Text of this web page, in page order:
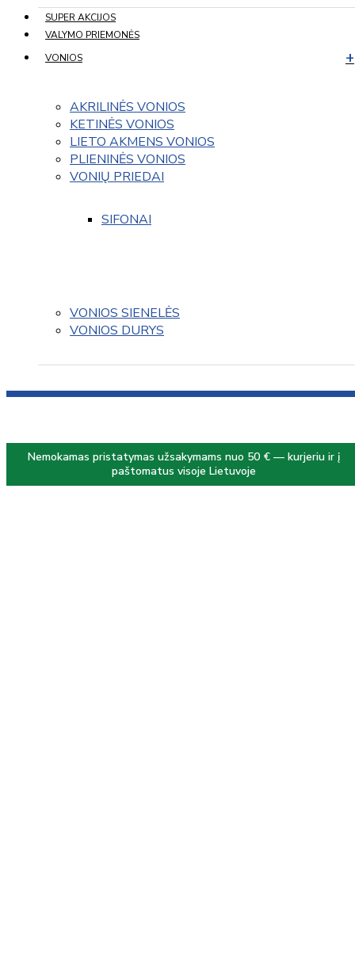
SUPER AKCIJOS
VALYMO PRIEMONĖS
VONIOS
AKRILINĖS VONIOS
KETINĖS VONIOS
LIETO AKMENS VONIOS
PLIENINĖS VONIOS
VONIŲ PRIEDAI
SIFONAI
VONIOS SIENELĖS
VONIOS DURYS
Nemokamas pristatymas užsakymams nuo 50 € — kurjeriu ir į
paštomatus visoje Lietuvoje